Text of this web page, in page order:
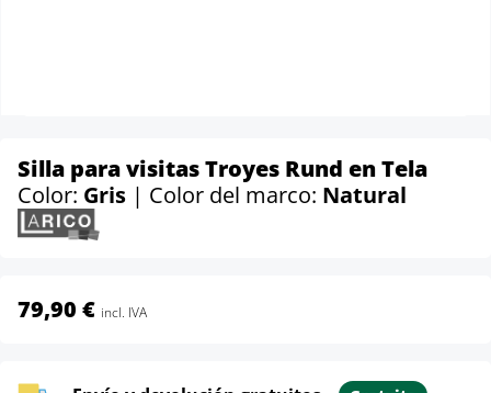
Silla para visitas Troyes Rund en Tela
Color: Gris | Color del marco: Natural
79,90 € incl. IVA